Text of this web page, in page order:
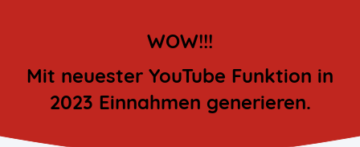
WOW!!!
Mit neuester YouTube Funktion in
2023 Einnahmen generieren.